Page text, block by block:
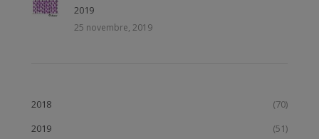
2019
25 novembre, 2019
2018
(70)
2019
(51)